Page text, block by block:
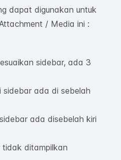
dapat digunakan untuk
/ Media ini :
sidebar, ada 3
sidebar ada di sebelah
ada disebelah kiri
tidak ditampilkan